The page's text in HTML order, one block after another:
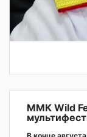
ММК Wild